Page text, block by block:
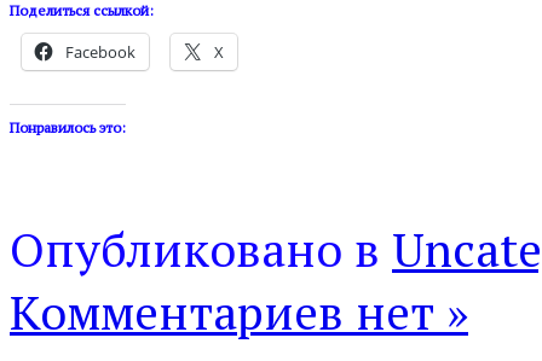
Поделиться ссылкой:
Facebook X
Понравилось это:
Опубликовано в
Комментариев нет »